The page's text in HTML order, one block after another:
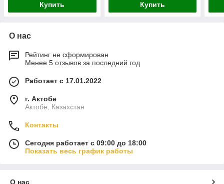
Купить Купить
О нас
Рейтинг не сформирован
Менее 5 отзывов за последний год
Работает с 17.01.2022
г. Актобе
Актобе, Казахстан
Контакты
Сегодня работает с 09:00 до 18:00
Показать весь график работы
О нас